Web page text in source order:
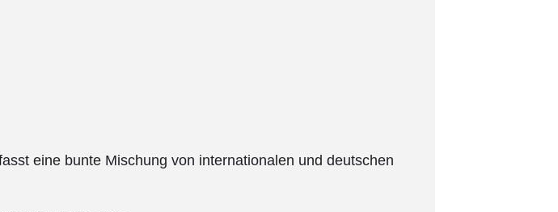
eine bunte Mischung von internationalen und deutschen